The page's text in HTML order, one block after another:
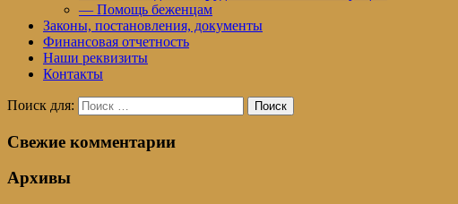
— Помощь беженцам
Законы, постановления, документы
Финансовая отчетность
Наши реквизиты
Контакты
Поиск для: Поиск
Свежие комментарии
Архивы